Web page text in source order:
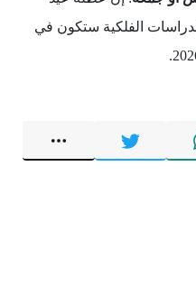
الفلكية ستكون في